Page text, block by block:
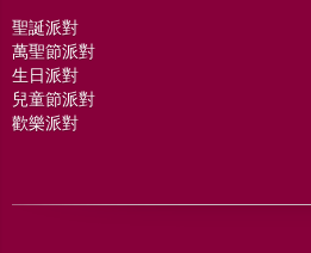
聖誕派對
萬聖節派對
生日派對
兒童節派對
歡樂派對